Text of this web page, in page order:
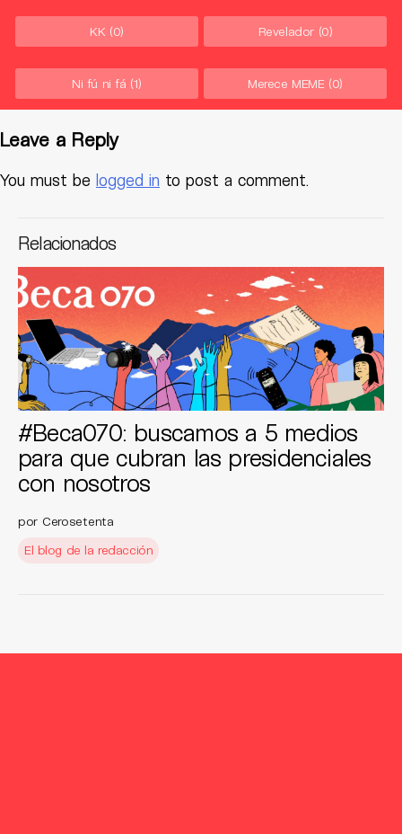
KK (0) Revelador (0)
Ni fú ni fá (1) Merece MEME (0)
Leave a Reply
You must be logged in to post a comment.
Relacionados
#Beca070: buscamos a 5 medios
para que cubran las presidenciales
con nosotros
por Cerosetenta
El blog de la redacción